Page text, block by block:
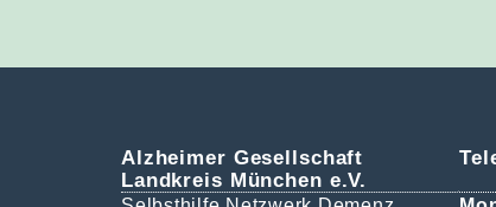
Alzheimer Gesellschaft
Landkreis München e.V.